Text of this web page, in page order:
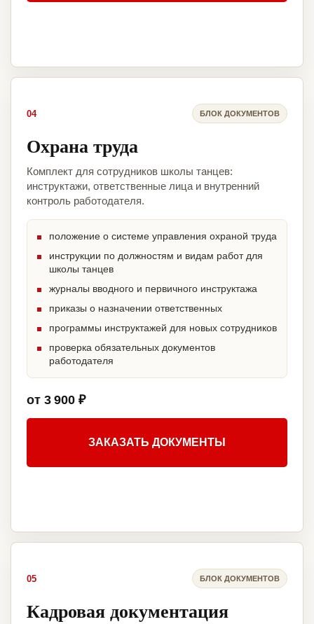
04 БЛОК ДОКУМЕНТОВ
Охрана труда
Комплект для сотрудников школы танцев:
инструктажи, ответственные лица и внутренний
контроль работодателя.
положение о системе управления охраной труда
инструкции по должностям и видам работ для
школы танцев
журналы вводного и первичного инструктажа
приказы о назначении ответственных
программы инструктажей для новых сотрудников
проверка обязательных документов
работодателя
от 3 900 ₽
ЗАКАЗАТЬ ДОКУМЕНТЫ
05 БЛОК ДОКУМЕНТОВ
Кадровая документация